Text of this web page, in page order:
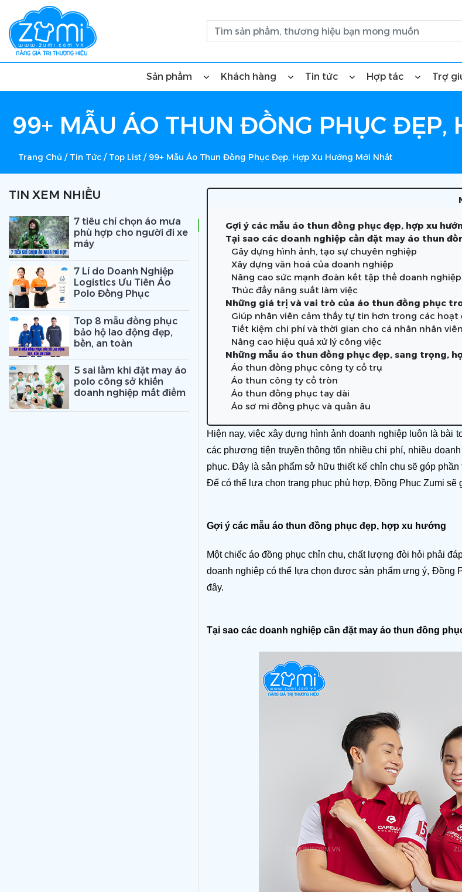
Sản phẩm Khách hàng Tin tức Hợp tác Trợ
99+ MẪU ÁO THUN ĐỒNG PHỤC ĐẸP,
Trang Chủ / Tin Tức / Top List / 99+ Mẫu Áo Thun Đồng Phục Đẹp, Hợp Xu Hướng Mới Nhất
TIN XEM NHIỀU
7 tiêu chí chọn áo mưa
phù hợp cho người đi xe
máy
7 Lí do Doanh Nghiệp
Logistics Ưu Tiên Áo
Polo Đồng Phục
Top 8 mẫu đồng phục
bảo hộ lao động đẹp,
bền, an toàn
5 sai lầm khi đặt may áo
polo công sở khiến
doanh nghiệp mất điểm
Gợi ý các mẫu áo thun đồng phục đẹp, hợp xu
Tại sao các doanh nghiệp cần đặt may áo thun
Gây dựng hình ảnh, tạo sự chuyên nghiệp
Xây dựng văn hoá của doanh nghiệp
Nâng cao sức mạnh đoàn kết tập thể doanh nghiệp
Thúc đẩy năng suất làm việc
Những giá trị và vai trò của áo thun đồng phục
Giúp nhân viên cảm thấy tự tin hơn trong các hoạt
Tiết kiệm chi phí và thời gian cho cá nhân nhân viên
Nâng cao hiệu quả xử lý công việc
Những mẫu áo thun đồng phục đẹp, sang trọng,
Áo thun đồng phục công ty cổ trụ
Áo thun công ty cổ tròn
Áo thun đồng phục tay dài
Áo sơ mi đồng phục và quần âu
Hiện nay, việc xây dựng hình ảnh doanh nghiệp luôn là bài
các phương tiện truyền thông tốn nhiều chi phí, nhiều
phục. Đây là sản phẩm sở hữu thiết kế chỉn chu sẽ góp
Để có thể lựa chọn trang phục phù hợp, Đồng Phục Zumi
Gợi ý các mẫu áo thun đồng phục đẹp, hợp xu hướng
Một chiếc áo đồng phục chỉn chu, chất lượng đòi hỏi phải
doanh nghiệp có thể lựa chọn được sản phẩm ưng ý, Đồng
đây.
Tại sao các doanh nghiệp cần đặt may áo thun đồng